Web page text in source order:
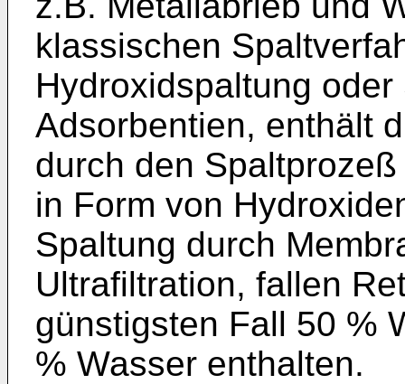
klassischen
Hydroxidspal­tung
Adsorbentien, enthält
durch den
in Form von
Spaltung durch
Ultrafiltration, fallen
günstigsten Fall 50 %
% Wasser enthalten.